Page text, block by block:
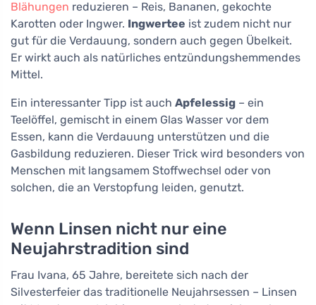
Blähungen reduzieren – Reis, Bananen, gekochte
Karotten oder Ingwer. Ingwertee ist zudem nicht nur
gut für die Verdauung, sondern auch gegen Übelkeit.
Er wirkt auch als natürliches entzündungshemmendes
Mittel.
Ein interessanter Tipp ist auch Apfelessig – ein
Teelöffel, gemischt in einem Glas Wasser vor dem
Essen, kann die Verdauung unterstützen und die
Gasbildung reduzieren. Dieser Trick wird besonders von
Menschen mit langsamem Stoffwechsel oder von
solchen, die an Verstopfung leiden, genutzt.
Wenn Linsen nicht nur eine
Neujahrstradition sind
Frau Ivana, 65 Jahre, bereitete sich nach der
Silvesterfeier das traditionelle Neujahrsessen – Linsen